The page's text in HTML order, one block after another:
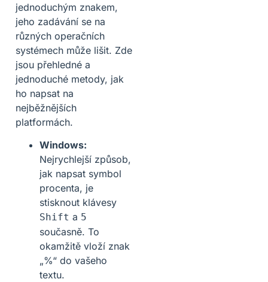
jednoduchým znakem,
jeho zadávání se na
různých operačních
systémech může lišit. Zde
jsou přehledné a
jednoduché metody, jak
ho napsat na
nejběžnějších
platformách.
Windows:
Nejrychlejší způsob,
jak napsat symbol
procenta, je
stisknout klávesy
Shift a 5
současně. To
okamžitě vloží znak
„%“ do vašeho
textu.